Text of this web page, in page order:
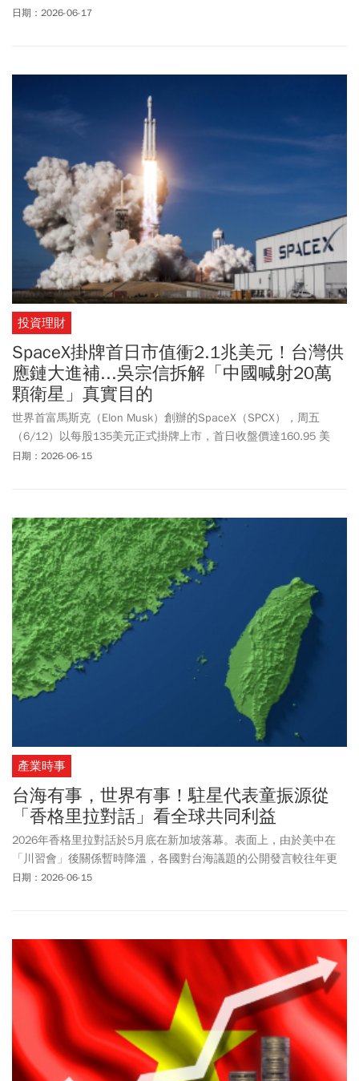
幣平台進行的網路犯罪案例； 同時，TeamT5 也展示最新威脅情資
日期：2026-06-17
投資理財
SpaceX掛牌首日市值衝2.1兆美元！台灣供
應鏈大進補...吳宗信拆解「中國喊射20萬
顆衛星」真實目的
世界首富馬斯克（Elon Musk）創辦的SpaceX（SPCX），周五
（6/12）以每股135美元正式掛牌上市，首日收盤價達160.95 美
元，總市值衝上2.1兆美元。國家太空中心（TASA）主任吳宗信指
萬顆衛星頻軌，吳宗信拆解距期限2030年僅剩4年、每年須發射5萬
顆，「以中國火箭發射能力，根本是不可能的事」。他研判中國真
實目的是搶占頻譜與軌道位置，且在非紅供應鏈原則下，台灣太空
產業鏈地位「應該是相當安全的」。中華電信董事長簡志誠則指
出，以往台灣使用衛星多靠合資或租用，緊急狀況難以全面掌控，
因此中華電信去年已投資一顆完全自主掌控的同步軌道衛星，預計
今年年底正式運作。簡志誠也說明，若低軌主權衛星要全天候覆蓋
台灣至少需300顆，財務壓力極大，高軌同步衛星「幾十億到100億
台幣就可以做到」，是現階段較可行的選項。
日期：2026-06-15
產業時事
台海有事，世界有事！駐星代表童振源從
「香格里拉對話」看全球共同利益
2026年香格里拉對話於5月底在新加坡落幕。表面上，由於美中在
「川習會」後關係暫時降溫，各國對台海議題的公開發言較往年更
為克制，甚至出現部分觀察家所稱的「避談台海」現象。然而，若
焦點。
日期：2026-06-15